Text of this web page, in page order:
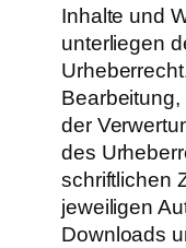
Inhalte und
unterliegen
Bearbeitung,
der
des
schriftlichen
jeweiligen
Downloads